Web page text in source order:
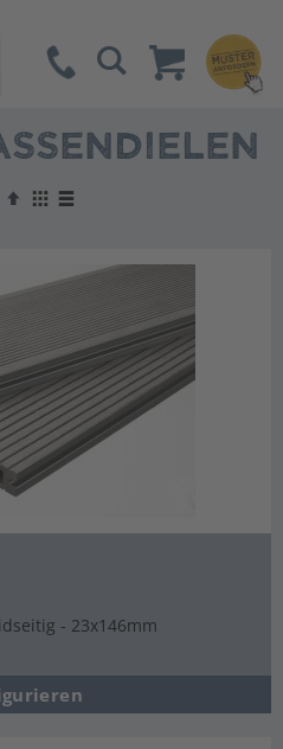
Suche
AbsteigendAnzeigen
- 23x146mm